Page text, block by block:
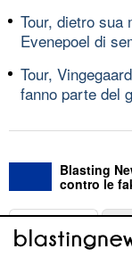
Tour, dietro sua
Evenepoel di
Tour,
fanno parte del
Blasting
contro le
ABOUT